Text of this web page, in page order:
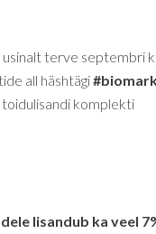
terve septembri
all häshtägi
komplekti
lisandub ka veel